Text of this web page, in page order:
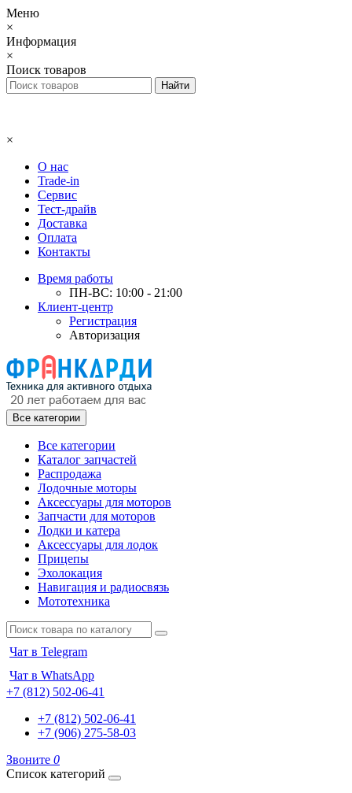
Меню
×
Информация
×
Поиск товаров
×
О нас
Trade-in
Сервис
Тест-драйв
Доставка
Оплата
Контакты
Время работы
ПН-ВС: 10:00 - 21:00
Клиент-центр
Регистрация
Авторизация
Все категории
Все категории
Каталог запчастей
Распродажа
Лодочные моторы
Аксессуары для моторов
Запчасти для моторов
Лодки и катера
Аксессуары для лодок
Прицепы
Эхолокация
Навигация и радиосвязь
Мототехника
Чат в Telegram
Чат в WhatsApp
+7 (812) 502-06-41
+7 (812) 502-06-41
+7 (906) 275-58-03
Звоните 0
Список категорий